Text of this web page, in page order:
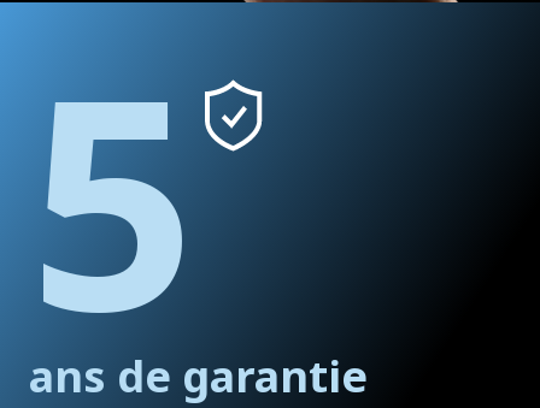
5
ans de garantie